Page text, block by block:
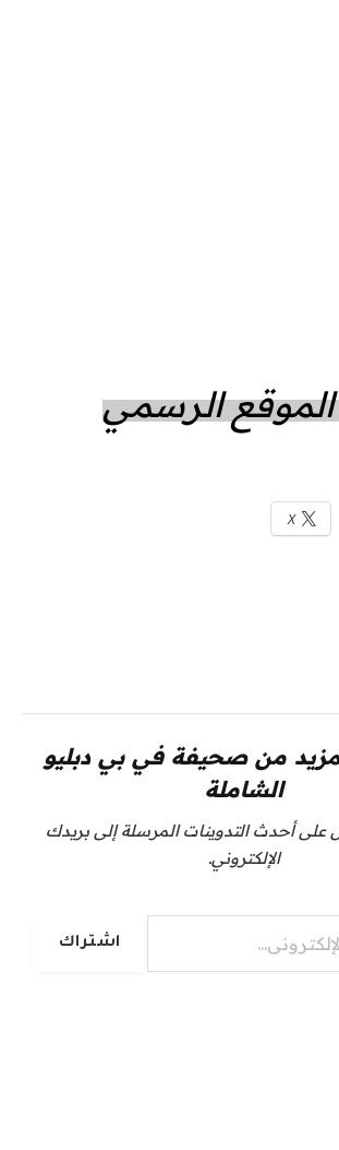
الموقع الرسمي
X
من صحيفة في بي دبليو
الشاملة
أحدث التدوينات المرسلة إلى بريدك
الإلكتروني.
اشتراك